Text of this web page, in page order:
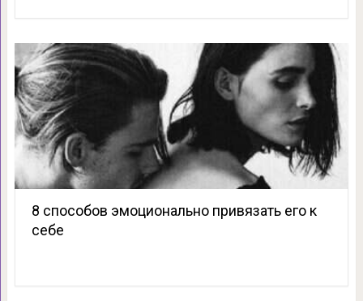
8 способов эмоционально привязать его к
себе